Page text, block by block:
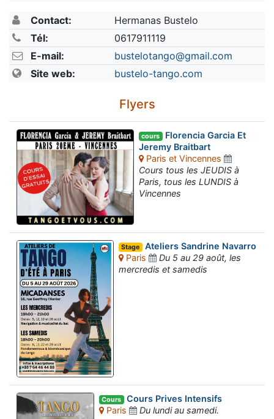
Contact:
Hermanas Bustelo
Tél:
0617911119
E-mail:
bustelotango@gmail.com
Site web:
bustelo-tango.com
Flyers
cours Florencia Garcia Et
Jeremy Braitbart
Paris et Vincennes
Cours tous les JEUDIS à
Paris, tous les LUNDIS à
Vincennes
Stage Ateliers Sandrine Navarro
Paris
Du 5 au 29 août, les
mercredis et samedis
Cours Cours Prives Intensifs
Paris
Du lundi au samedi.